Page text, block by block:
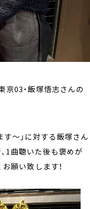
京03・飯塚悟志さんの
～」に対する飯塚さん
1曲聴いた後も褒めが
願い致します！